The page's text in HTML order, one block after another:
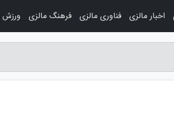
اخبار مالزی فناوری مالزی فرهنگ مالزی ورزش